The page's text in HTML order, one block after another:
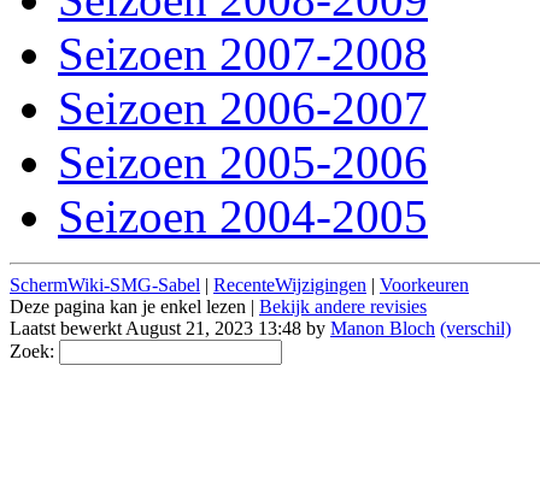
Seizoen 2007-2008
Seizoen 2006-2007
Seizoen 2005-2006
Seizoen 2004-2005
SchermWiki-SMG-Sabel | RecenteWijzigingen | Voorkeuren
Deze pagina kan je enkel lezen | Bekijk andere revisies
Laatst bewerkt August 21, 2023 13:48 by Manon Bloch (verschil)
Zoek: